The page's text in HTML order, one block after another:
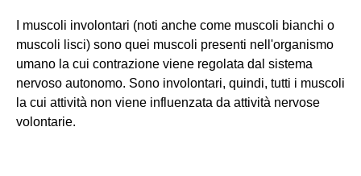
I muscoli involontari (noti anche come muscoli bianchi o
muscoli lisci) sono quei muscoli presenti nell'organismo
umano la cui contrazione viene regolata dal sistema
nervoso autonomo. Sono involontari, quindi, tutti i muscoli
la cui attività non viene influenzata da attività nervose
volontarie.